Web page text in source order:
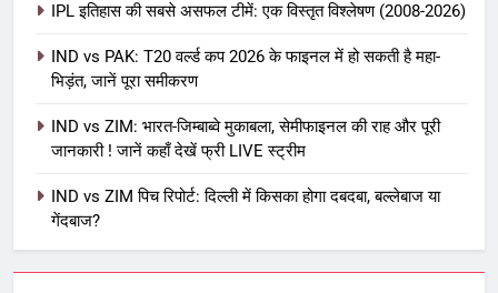
IPL इतिहास की सबसे असफल टीमें: एक विस्तृत विश्लेषण (2008-2026)
IND vs PAK: T20 वर्ल्ड कप 2026 के फाइनल में हो सकती है महा-
भिड़ंत, जानें पूरा समीकरण
IND vs ZIM: भारत-जिम्बाब्वे मुकाबला, सेमीफाइनल की राह और पूरी
जानकारी ! जानें कहाँ देखें फ्री LIVE स्ट्रीम
IND vs ZIM पिच रिपोर्ट: दिल्ली में किसका होगा दबदबा, बल्लेबाज या
गेंदबाज?
IPL टीम के मालिक: फ्रेंचाइजी के पीछे की
असली ताकत
आईपीएल 2026 क्रिकेट
IPL इतिहास की सबसे असफल टीमें: एक